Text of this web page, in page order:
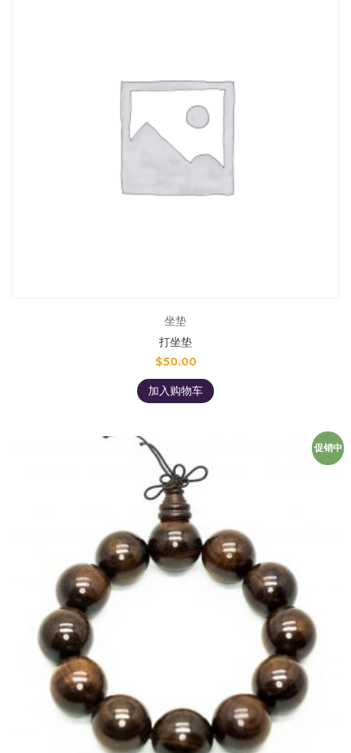
坐垫
打坐垫
$50.00
加入购物车
促销中